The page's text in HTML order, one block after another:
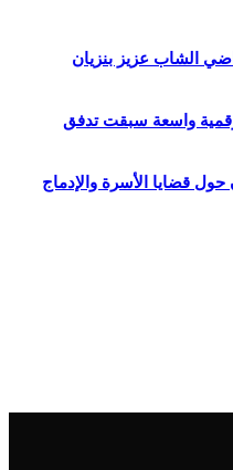
الشاب عزيز بنزيان
واسعة سبقت تدفق
قضايا الأسرة والإدماج